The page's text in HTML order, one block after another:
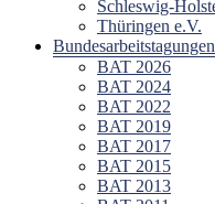
Schleswig-
Thüringen e.V.
Bundesarbeitstagungen
BAT 2026
BAT 2024
BAT 2022
BAT 2019
BAT 2017
BAT 2015
BAT 2013